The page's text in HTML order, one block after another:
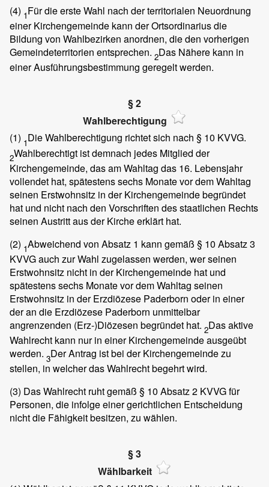
(4) 1Für die erste Wahl nach der territorialen Neuordnung
einer Kirchengemeinde kann der Ortsordinarius die
Bildung von Wahlbezirken anordnen, die den vorherigen
Gemeindeterritorien entsprechen. 2Das Nähere kann in
einer Ausführungsbestimmung geregelt werden.
§ 2
Wahlberechtigung
(1) 1Die Wahlberechtigung richtet sich nach § 10 KVVG.
2Wahlberechtigt ist demnach jedes Mitglied der
Kirchengemeinde, das am Wahltag das 16. Lebensjahr
vollendet hat, spätestens sechs Monate vor dem Wahltag
seinen Erstwohnsitz in der Kirchengemeinde begründet
hat und nicht nach den Vorschriften des staatlichen Rechts
seinen Austritt aus der Kirche erklärt hat.
(2) 1Abweichend von Absatz 1 kann gemäß § 10 Absatz 3
KVVG auch zur Wahl zugelassen werden, wer seinen
Erstwohnsitz nicht in der Kirchengemeinde hat und
spätestens sechs Monate vor dem Wahltag seinen
Erstwohnsitz in der Erzdiözese Paderborn oder in einer
der an die Erzdiözese Paderborn unmittelbar
angrenzenden (Erz-)Diözesen begründet hat. 2Das aktive
Wahlrecht kann nur in einer Kirchengemeinde ausgeübt
werden. 3Der Antrag ist bei der Kirchengemeinde zu
stellen, in welcher das Wahlrecht begehrt wird.
(3) Das Wahlrecht ruht gemäß § 10 Absatz 2 KVVG für
Personen, die infolge einer gerichtlichen Entscheidung
nicht die Fähigkeit besitzen, zu wählen.
§ 3
Wählbarkeit